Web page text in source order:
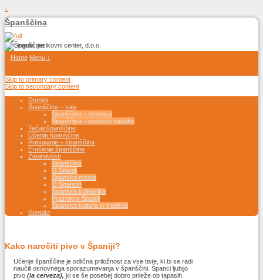
↓
Španščina
Home Menu ↓
Skip to primary content
Skip to secondary content
Domov
Španščina – vaje
Španščina – slovnica
Španščina – pogoste napake
Tečaji španščine
Učenje španščine
Prevajanje – španščina
E-učenje španščine
Zanimivosti
Španščina
O Španiji
Španska mesta
O Špancih
Španska kulinarika
Prazniki v Španiji
Španska kultura in tradicija
Kontakt
Kako naročiti pivo v Španiji?
Učenje španščine je odlična priložnost za vse tiste, ki bi se radi
naučili osnovnega sporazumevanja v španščini. Španci ljubijo
pivo (la cerveza), ki se še posebej dobro prileže ob tapasih.